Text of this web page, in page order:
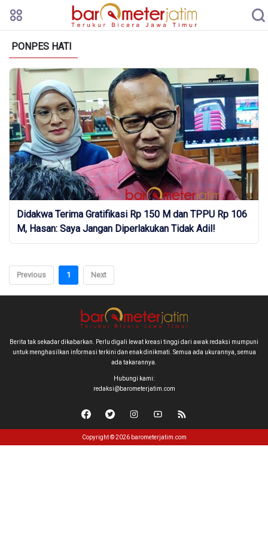
PONPES HATI
Didakwa Terima Gratifikasi Rp 150 M dan TPPU Rp 106
M, Hasan: Saya Jangan Diperlakukan Tidak Adil!
Previous 1 Next
Berita tak sekadar dikabarkan. Perlu digali lewat kreasi tinggi dari awak redaksi mumpuni
untuk menghasilkan informasi terkini dan enak dinikmati. Semua ada ukurannya, semua
ada takarannya.
Hubungi kami:
redaksi@barometerjatim.com
Copyright © 2026 barometerjatim.com